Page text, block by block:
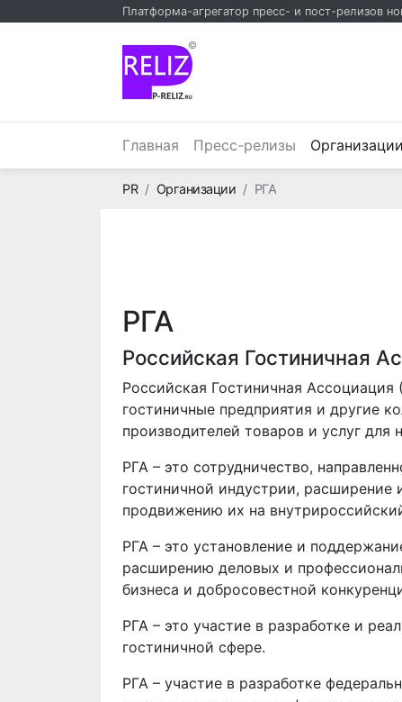
Платформа-агрегатор пресс- и пост-релизов
©
Главная Пресс-релизы Организации
PRГлавная
Организации РГА
РГА
Российская Гостиничная
Российская Гостиничная
гостиничные предприятия и другие
производителей товаров и услуг для
РГА – это сотрудничество,
гостиничной индустрии, расширение
продвижению их на
РГА – это установление и
расширению деловых и
бизнеса и добросовестной
РГА – это участие в разработке и
гостиничной сфере.
РГА – участие в разработке